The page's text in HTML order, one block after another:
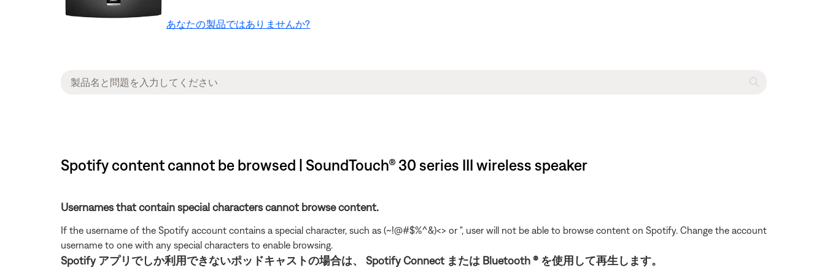
あなたの製品ではありませんか?
Spotify content cannot be browsed | SoundTouch® 30 series III wireless speaker
Usernames that contain special characters cannot browse content.
If the username of the Spotify account contains a special character, such as (~!@#$%^&)<> or ", user will not be able to browse content on Spotify. Change the account
username to one with any special characters to enable browsing.
Spotify アプリでしか利用できないポッドキャストの場合は、 Spotify Connect または Bluetooth ® を使用して再生します。